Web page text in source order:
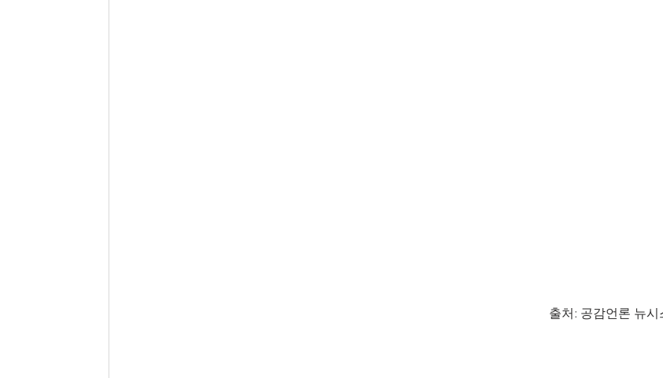
출처: 공감언론 뉴